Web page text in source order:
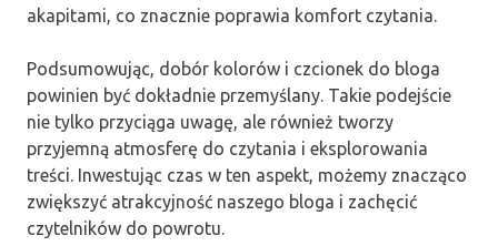
akapitami, co znacznie poprawia komfort czytania.
Podsumowując, dobór kolorów i czcionek do bloga
powinien być dokładnie przemyślany. Takie podejście
nie tylko przyciąga uwagę, ale również tworzy
przyjemną atmosferę do czytania i eksplorowania
treści. Inwestując czas w ten aspekt, możemy znacząco
zwiększyć atrakcyjność naszego bloga i zachęcić
czytelników do powrotu.